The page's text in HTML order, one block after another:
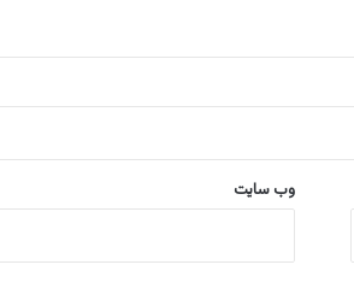
وب‌ سایت